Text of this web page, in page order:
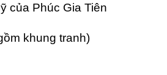
của Phúc Gia Tiên
khung tranh)